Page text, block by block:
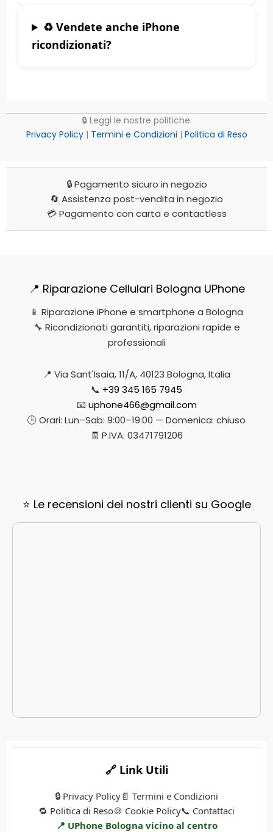
♻️ Vendete anche iPhone
ricondizionati?
🔒 Leggi le nostre politiche:
Privacy Policy| Termini e Condizioni | Politica di Reso
🔒 Pagamento sicuro in negozio
🔄 Assistenza post-vendita in negozio
💳 Pagamento con carta e contactless
📍 Riparazione Cellulari Bologna UPhone
📱 Riparazione iPhone e smartphone a Bologna
🔧 Ricondizionati garantiti, riparazioni rapide e
professionali
📍 Via Sant'Isaia, 11/A, 40123 Bologna, Italia
📞 +39 345 165 7945
📧 uphone466@gmail.com
🕒 Orari: Lun–Sab: 9:00–19:00 — Domenica: chiuso
🧾 P.IVA: 03471791206
⭐ Le recensioni dei nostri clienti su Google
🔗 Link Utili
🔒 Privacy Policy📄 Termini e Condizioni
🔁 Politica di Reso🍪 Cookie Policy📞 Contattaci
📍 UPhone Bologna vicino al centro